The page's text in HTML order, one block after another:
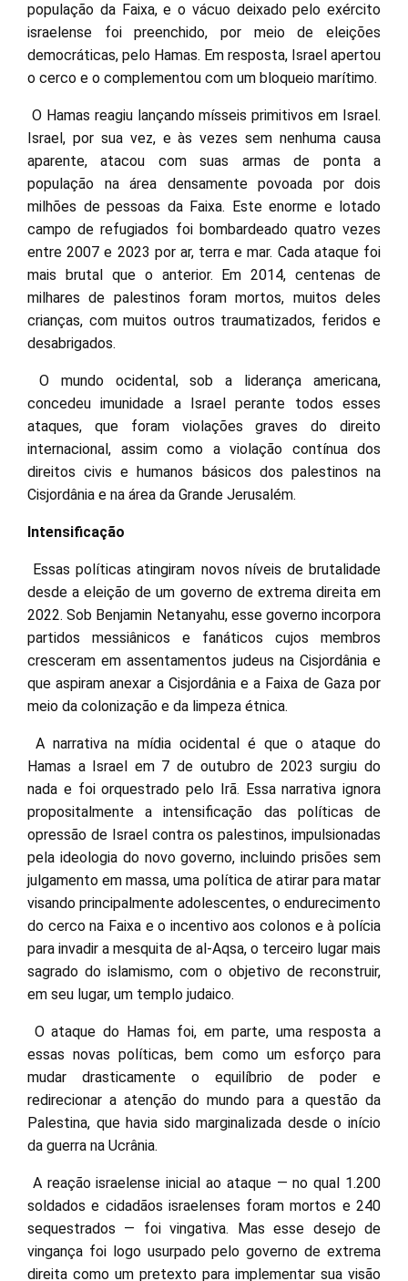
população da Faixa, e o vácuo deixado pelo exército
israelense foi preenchido, por meio de eleições
democráticas, pelo Hamas. Em resposta, Israel apertou
o cerco e o complementou com um bloqueio marítimo.
O Hamas reagiu lançando mísseis primitivos em Israel.
Israel, por sua vez, e às vezes sem nenhuma causa
aparente, atacou com suas armas de ponta a
população na área densamente povoada por dois
milhões de pessoas da Faixa. Este enorme e lotado
campo de refugiados foi bombardeado quatro vezes
entre 2007 e 2023 por ar, terra e mar. Cada ataque foi
mais brutal que o anterior. Em 2014, centenas de
milhares de palestinos foram mortos, muitos deles
crianças, com muitos outros traumatizados, feridos e
desabrigados.
O mundo ocidental, sob a liderança americana,
concedeu imunidade a Israel perante todos esses
ataques, que foram violações graves do direito
internacional, assim como a violação contínua dos
direitos civis e humanos básicos dos palestinos na
Cisjordânia e na área da Grande Jerusalém.
Intensificação
Essas políticas atingiram novos níveis de brutalidade
desde a eleição de um governo de extrema direita em
2022. Sob Benjamin Netanyahu, esse governo incorpora
partidos messiânicos e fanáticos cujos membros
cresceram em assentamentos judeus na Cisjordânia e
que aspiram anexar a Cisjordânia e a Faixa de Gaza por
meio da colonização e da limpeza étnica.
A narrativa na mídia ocidental é que o ataque do
Hamas a Israel em 7 de outubro de 2023 surgiu do
nada e foi orquestrado pelo Irã. Essa narrativa ignora
propositalmente a intensificação das políticas de
opressão de Israel contra os palestinos, impulsionadas
pela ideologia do novo governo, incluindo prisões sem
julgamento em massa, uma política de atirar para matar
visando principalmente adolescentes, o endurecimento
do cerco na Faixa e o incentivo aos colonos e à polícia
para invadir a mesquita de al-Aqsa, o terceiro lugar mais
sagrado do islamismo, com o objetivo de reconstruir,
em seu lugar, um templo judaico.
O ataque do Hamas foi, em parte, uma resposta a
essas novas políticas, bem como um esforço para
mudar drasticamente o equilíbrio de poder e
redirecionar a atenção do mundo para a questão da
Palestina, que havia sido marginalizada desde o início
da guerra na Ucrânia.
A reação israelense inicial ao ataque — no qual 1.200
soldados e cidadãos israelenses foram mortos e 240
sequestrados — foi vingativa. Mas esse desejo de
vingança foi logo usurpado pelo governo de extrema
direita como um pretexto para implementar sua visão